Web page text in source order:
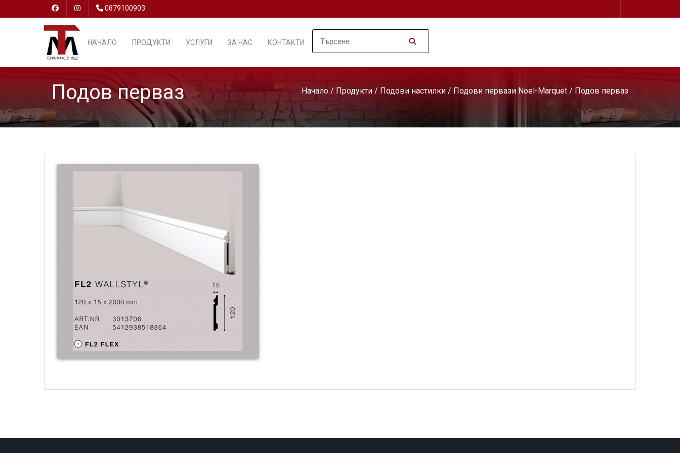
0879100903
НАЧАЛО ПРОДУКТИ УСЛУГИ ЗА НАС КОНТАКТИ
Подов перваз Начало / Продукти / Подови настилки / Подови первази Noel-Marquet / Подов перваз